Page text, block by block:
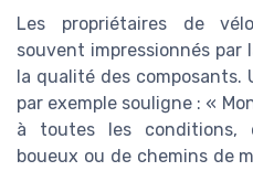
Les propriétaires de
souvent impressionnés par
la qualité des
par exemple souligne : «
à toutes les conditions,
boueux ou de chemins de